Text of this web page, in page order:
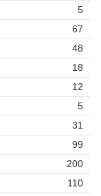
5
67
48
18
12
5
31
99
200
110